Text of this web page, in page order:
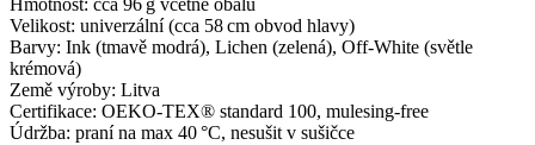
Hmotnost: cca 96 g včetně obalu
Velikost: univerzální (cca 58 cm obvod hlavy)
Barvy: Ink (tmavě modrá), Lichen (zelená), Off-White (světle
krémová)
Země výroby: Litva
Certifikace: OEKO-TEX® standard 100, mulesing-free
Údržba: praní na max 40 °C, nesušit v sušičce